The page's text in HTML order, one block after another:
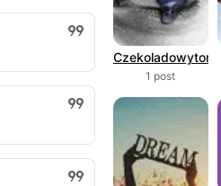
Czekoladowytorcik
1 post